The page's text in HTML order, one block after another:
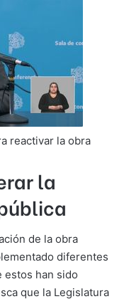
reactivar la obra
la
de la obra
diferentes
estos han sido
que la Legislatura